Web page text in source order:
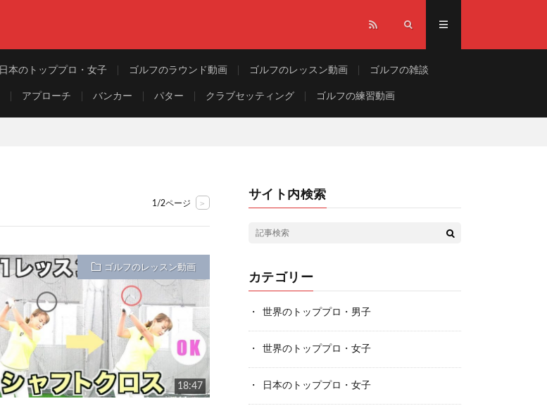
日本のトッププロ・女子 ゴルフのラウンド動画 ゴルフのレッスン動画 ゴルフの雑談
アプローチ バンカー パター クラブセッティング ゴルフの練習動画
1/2ページ >
ゴルフのレッスン動画
18:47
サイト内検索
カテゴリー
世界のトッププロ・男子
世界のトッププロ・女子
日本のトッププロ・女子